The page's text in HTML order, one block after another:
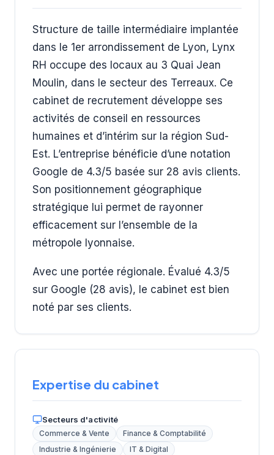
Structure de taille intermédiaire implantée
dans le 1er arrondissement de Lyon, Lynx
RH occupe des locaux au 3 Quai Jean
Moulin, dans le secteur des Terreaux. Ce
cabinet de recrutement développe ses
activités de conseil en ressources
humaines et d’intérim sur la région Sud-
Est. L’entreprise bénéficie d’une notation
Google de 4.3/5 basée sur 28 avis clients.
Son positionnement géographique
stratégique lui permet de rayonner
efficacement sur l’ensemble de la
métropole lyonnaise.
Avec une portée régionale. Évalué 4.3/5
sur Google (28 avis), le cabinet est bien
noté par ses clients.
Expertise du cabinet
Secteurs d'activité
Commerce & Vente
Finance & Comptabilité
Industrie & Ingénierie
IT & Digital